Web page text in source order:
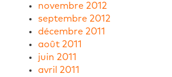
novembre 2012
septembre 2012
décembre 2011
août 2011
juin 2011
avril 2011